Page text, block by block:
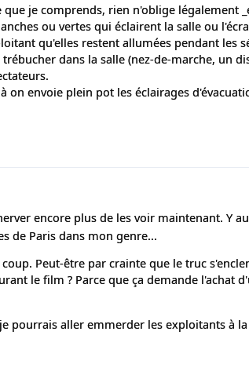
que je comprends, rien n'oblige légalement
ou vertes qui éclairent la salle ou
qu'elles restent allumées pendant les
dans la salle (nez-de-marche, un
on envoie plein pot les éclairages
encore plus de les voir maintenant. Y
de Paris dans mon genre...
Peut-être par crainte que le truc
le film ? Parce que ça demande l'achat
pourrais aller emmerder les exploitants à